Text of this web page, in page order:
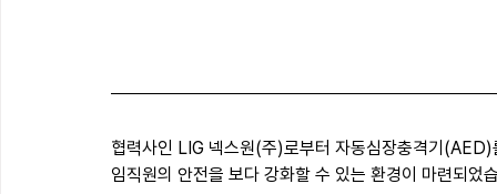
협력사인 LIG 넥스원(주)로부터 자동심장충격기
임직원의 안전을 보다 강화할 수 있는 환경이 마련되었